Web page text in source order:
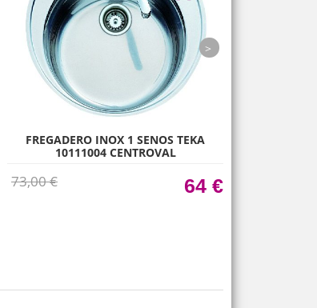
FREGADERO INOX 1 SENOS TEKA
10111004 CENTROVAL
73,00 € 64 €